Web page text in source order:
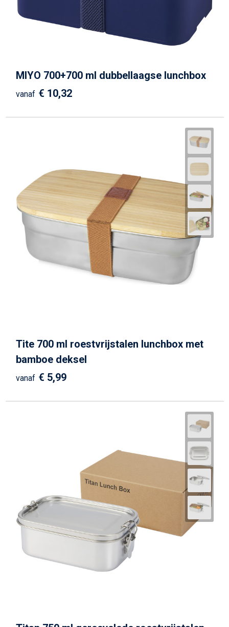
MIYO 700+700 ml dubbellaagse lunchbox
vanaf € 10,32
Tite 700 ml roestvrijstalen lunchbox met
bamboe deksel
vanaf € 5,99